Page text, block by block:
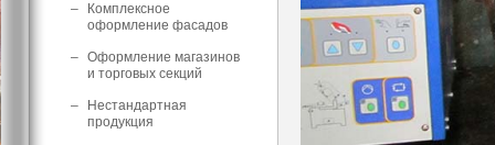
–
Комплексное
оформление фасадов
– Оформление магазинов
и торговых секций
–
Нестандартная
продукция